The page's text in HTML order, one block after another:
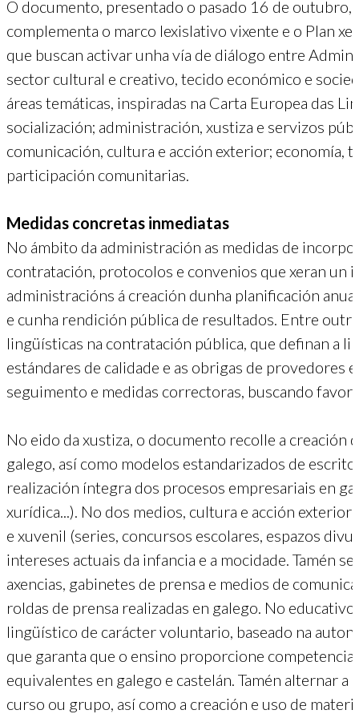
O documento, presentado o pasado 16 de
complementa o marco lexislativo vixente e o Plan
que buscan activar unha vía de diálogo entre
sector cultural e creativo, tecido económico e
áreas temáticas, inspiradas na Carta Europea das
socialización; administración, xustiza e servizos
comunicación, cultura e acción exterior; economía,
participación comunitarias.
Medidas concretas inmediatas
No ámbito da administración as medidas de
contratación, protocolos e convenios que xeran un
administracións á creación dunha planificación
e cunha rendición pública de resultados. Entre
lingüísticas na contratación pública, que definan a
estándares de calidade e as obrigas de provedores
seguimento e medidas correctoras, buscando
No eido da xustiza, o documento recolle a
galego, así como modelos estandarizados de
realización íntegra dos procesos empresariais en
xurídica...). No dos medios, cultura e acción
e xuvenil (series, concursos escolares, espazos
intereses actuais da infancia e a mocidade. Tamén
axencias, gabinetes de prensa e medios de
roldas de prensa realizadas en galego. No
lingüístico de carácter voluntario, baseado na
que garanta que o ensino proporcione
equivalentes en galego e castelán. Tamén alternar
curso ou grupo, así como a creación e uso de